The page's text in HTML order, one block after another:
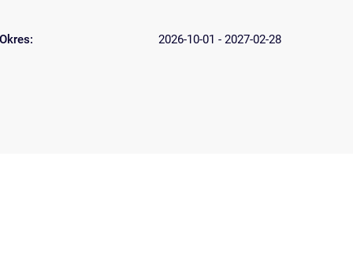
Okres: 2026-10-01 - 2027-02-28